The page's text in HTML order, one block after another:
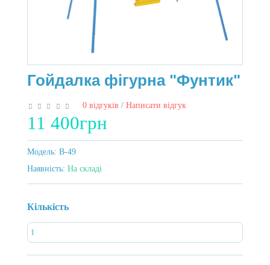
Гойдалка фігурна "Фунтик"
0 відгуків / Написати відгук
11 400грн
Модель: B-49
Наявність: На складі
Кількість